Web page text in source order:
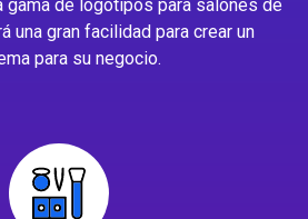
gama de logotipos para salones de
una gran facilidad para crear un
para su negocio.